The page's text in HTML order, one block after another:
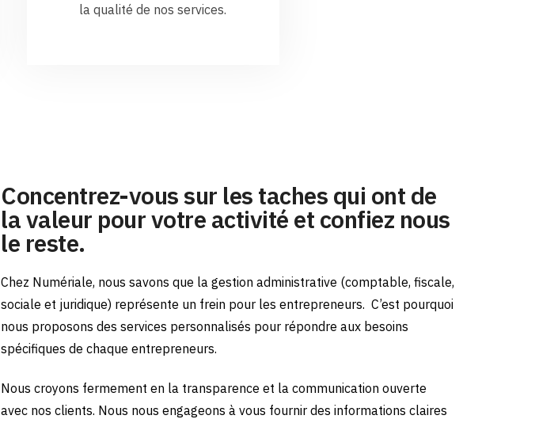
la qualité de nos services.
Concentrez-vous sur les taches qui ont de
la valeur pour votre activité et confiez nous
le reste.
Chez Numériale, nous savons que la gestion administrative (comptable, fiscale,
sociale et juridique) représente un frein pour les entrepreneurs. C’est pourquoi
nous proposons des services personnalisés pour répondre aux besoins
spécifiques de chaque entrepreneurs.
Nous croyons fermement en la transparence et la communication ouverte
avec nos clients. Nous nous engageons à vous fournir des informations claires